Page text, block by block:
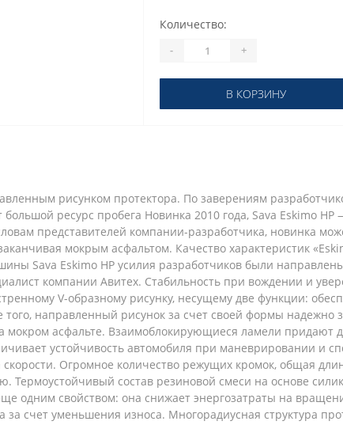
Количество:
- +
В КОРЗИНУ
рисунком протектора. По заверениям
ресурс пробега Новинка 2010 года, Sava Eskimo
представителей компании-разработчика, новинка
мокрым асфальтом. Качество характеристик
Sava Eskimo HP усилия разработчиков были
компании Авитех. Стабильность при вождении и
V-образному рисунку, несущему две функции:
того, направленный рисунок за счет своей формы
асфальте. Взаимоблокирующиеся ламели придают
устойчивость автомобиля при маневрировании и
Огромное количество режущих кромок, общая
Термоустойчивый состав резиновой смеси на основе
одним свойством: она снижает энергозатраты на
за счет уменьшения износа. Многорадиусная структура